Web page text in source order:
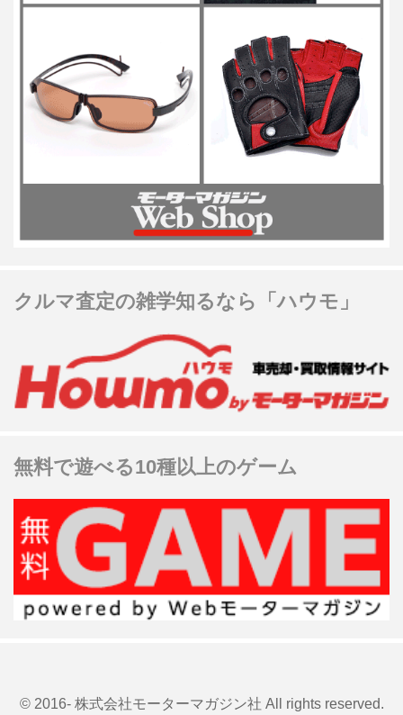
クルマ査定の雑学知るなら「ハウモ」
無料で遊べる10種以上のゲーム
© 2016- 株式会社モーターマガジン社 All rights reserved.